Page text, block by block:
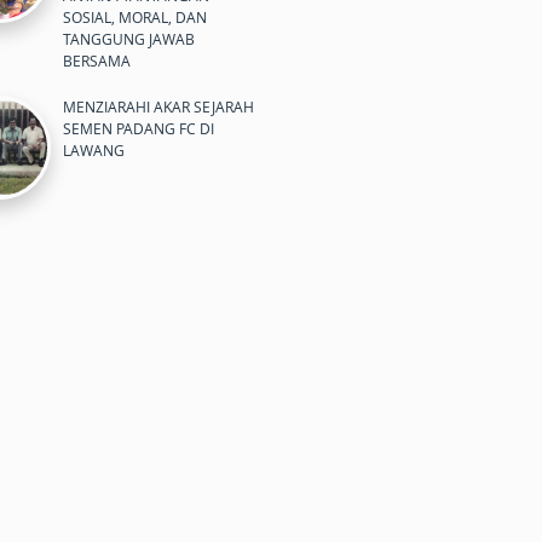
SOSIAL, MORAL, DAN
TANGGUNG JAWAB
BERSAMA
MENZIARAHI AKAR SEJARAH
SEMEN PADANG FC DI
LAWANG